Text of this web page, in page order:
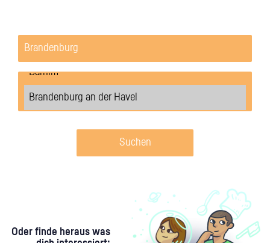
Suchen
Oder finde heraus was